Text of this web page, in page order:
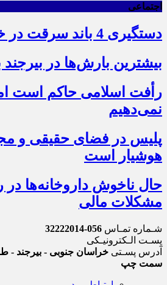
اجتماعی
دستگیری 4 باند سرقت در خراسان جنوبی
بیشترین بارش‌ها در بیرجند با ۱۵
رأفت اسلامی حاکم است
نمی‌دهیم
پلیس در فضای حقیقی و
هوشیار است
حال ناخوش داروخانه‌ها در
مشکلات مالی
شـماره تمـاس 056-32222014
پسـت الـکترونیـکی
آدرس پسـتی
سمت چپ